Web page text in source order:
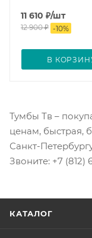
11 610 ₽/шт
12 900₽ -10%
В
Тумбы Тв –
ценам, быстрая,
Санкт-
Звоните: +7 (812)
КАТАЛОГ